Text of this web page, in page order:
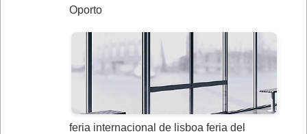
Oporto
feria internacional de lisboa feria del